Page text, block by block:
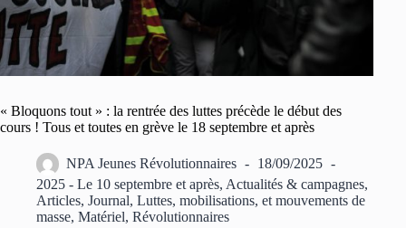
« Bloquons tout » : la rentrée des luttes précède le début des
cours ! Tous et toutes en grève le 18 septembre et après
NPA Jeunes Révolutionnaires
18/09/2025
2025 - Le 10 septembre et après, Actualités & campagnes,
Articles, Journal, Luttes, mobilisations, et mouvements de
masse, Matériel, Révolutionnaires